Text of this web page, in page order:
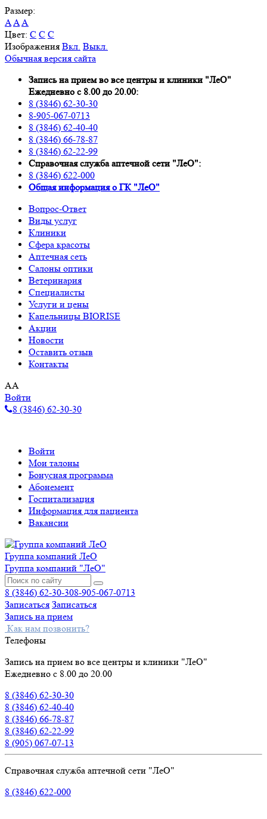
Размер:
AAA
Цвет: C C C
Изображения Вкл. Выкл.
Обычная версия сайта
Запись на прием во все центры и клиники "ЛеО"
Ежедневно с 8.00 до 20.00:
8 (3846) 62-30-30
8-905-067-0713
8 (3846) 62-40-40
8 (3846) 66-78-87
8 (3846) 62-22-99
Справочная служба аптечной сети "ЛеО":
8 (3846) 622-000
Oбщая информация о ГК "ЛеО"
Вопрос-Ответ
Виды услуг
Клиники
Сфера красоты
Аптечная сеть
Салоны оптики
Ветеринария
Специалисты
Услуги и цены
Капельницы BIORISE
Акции
Новости
Оставить отзыв
Контакты
AA
Войти
8 (3846) 62-30-30
Войти
Мои талоны
Бонусная программа
Абонемент
Госпитализация
Информация для пациента
Вакансии
Группа компаний ЛеО
Группа компаний "ЛеО"
8 (3846) 62-30-308-905-067-0713
Записаться Записаться
Запись на прием
Как нам позвонить?
Телефоны
Запись на прием во все центры и клиники "ЛеО"
Ежедневно с 8.00 до 20.00
8 (3846) 62-30-30
8 (3846) 62-40-40
8 (3846) 66-78-87
8 (3846) 62-22-99
8 (905) 067-07-13
Справочная служба аптечной сети "ЛеО"
8 (3846) 622-000